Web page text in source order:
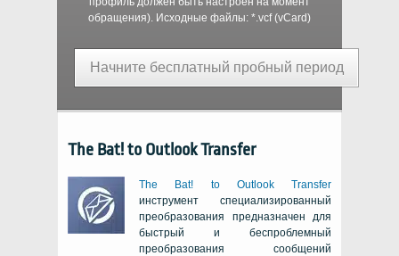
обращения). Исходные файлы: *.vcf (vCard)
Начните бесплатный пробный период
The Bat! to Outlook Transfer
The Bat! to Outlook Transfer
инструмент специализированный
преобразования предназначен для
быстрый и беспроблемный
преобразования сообщений